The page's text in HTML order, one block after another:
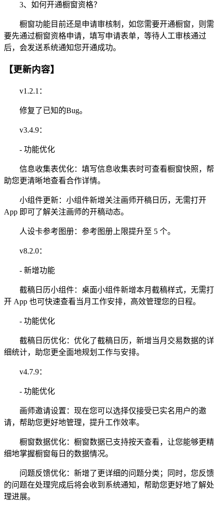
3、如何开通橱窗资格？
橱窗功能目前还是申请审核制，如您需要开通橱窗，则需
要先通过橱窗资格申请，填写申请表单，等待人工审核通过
后，会发送系统通知您开通成功。
【更新内容】
v1.2.1：
修复了已知的Bug。
v3.4.9：
- 功能优化
信息收集表优化：填写信息收集表时可查看橱窗快照，帮
助您更清晰地查看合作详情。
小组件更新：小组件新增关注画师开稿日历，无需打开
App 即可了解关注画师的开稿动态。
人设卡参考图册：参考图册上限提升至 5 个。
v8.2.0：
- 新增功能
截稿日历小组件：桌面小组件新增本月截稿样式，无需打
开 App 也可快速查看当月工作安排，高效管理您的日程。
- 功能优化
截稿日历优化：优化了截稿日历，新增当月交易数据的详
细统计，助您更全面地规划工作与安排。
v4.7.9：
- 功能优化
画师邀请设置：现在您可以选择仅接受已实名用户的邀
请，帮助您更好地管理，提升工作效率。
橱窗数据优化：橱窗数据已支持按天查看，让您能够更精
细地掌握橱窗每日的数据情况。
问题反馈优化：新增了更详细的问题分类；同时，您反馈
的问题在处理完成后将会收到系统通知，帮助您更好地了解处
理进展。